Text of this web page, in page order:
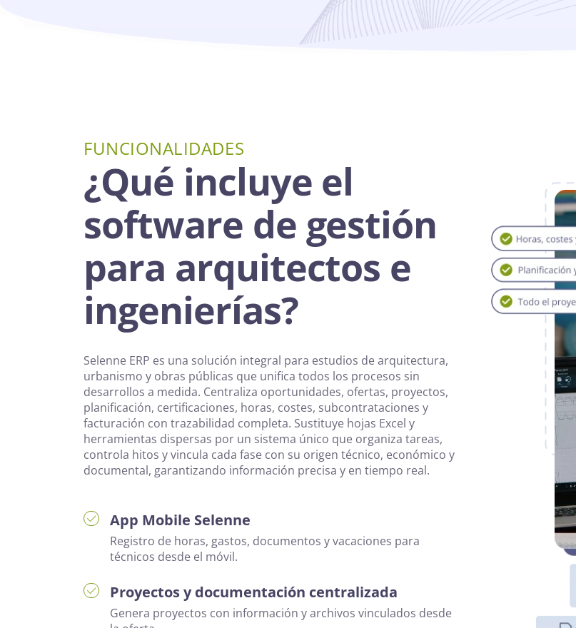
FUNCIONALIDADES
¿Qué incluye el
software de gestión
para arquitectos e
ingenierías?
Selenne ERP es una solución integral para estudios de arquitectura,
urbanismo y obras públicas que unifica todos los procesos sin
desarrollos a medida. Centraliza oportunidades, ofertas, proyectos,
planificación, certificaciones, horas, costes, subcontrataciones y
facturación con trazabilidad completa. Sustituye hojas Excel y
herramientas dispersas por un sistema único que organiza tareas,
controla hitos y vincula cada fase con su origen técnico, económico y
documental, garantizando información precisa y en tiempo real.
App Mobile Selenne
Registro de horas, gastos, documentos y vacaciones para
técnicos desde el móvil.
Proyectos y documentación centralizada
Genera proyectos con información y archivos vinculados desde